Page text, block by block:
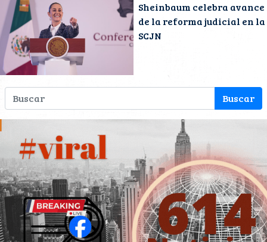
Sheinbaum celebra avance
de la reforma judicial en la
SCJN